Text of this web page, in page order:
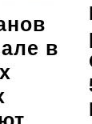
в